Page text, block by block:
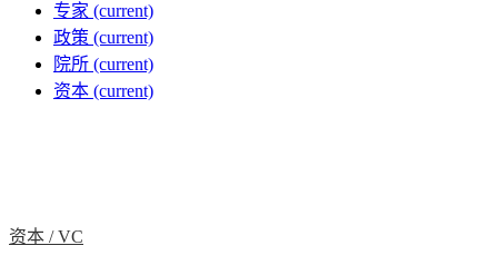
专家 (current)
政策 (current)
院所 (current)
资本 (current)
资本 /VC